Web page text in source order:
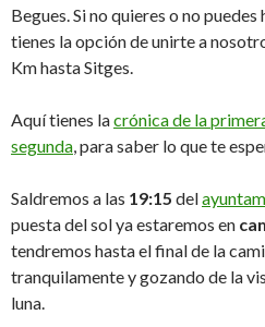
Begues. Si no quieres o no
tienes la opción de unirte a
Km hasta Sitges.
Aquí tienes lacrónica de la
segunda, para saber lo que te
Saldremos a las 19:15 del
puesta del sol ya estaremos en
tendremos hasta el final de la
tranquilamente y gozando de la
luna.